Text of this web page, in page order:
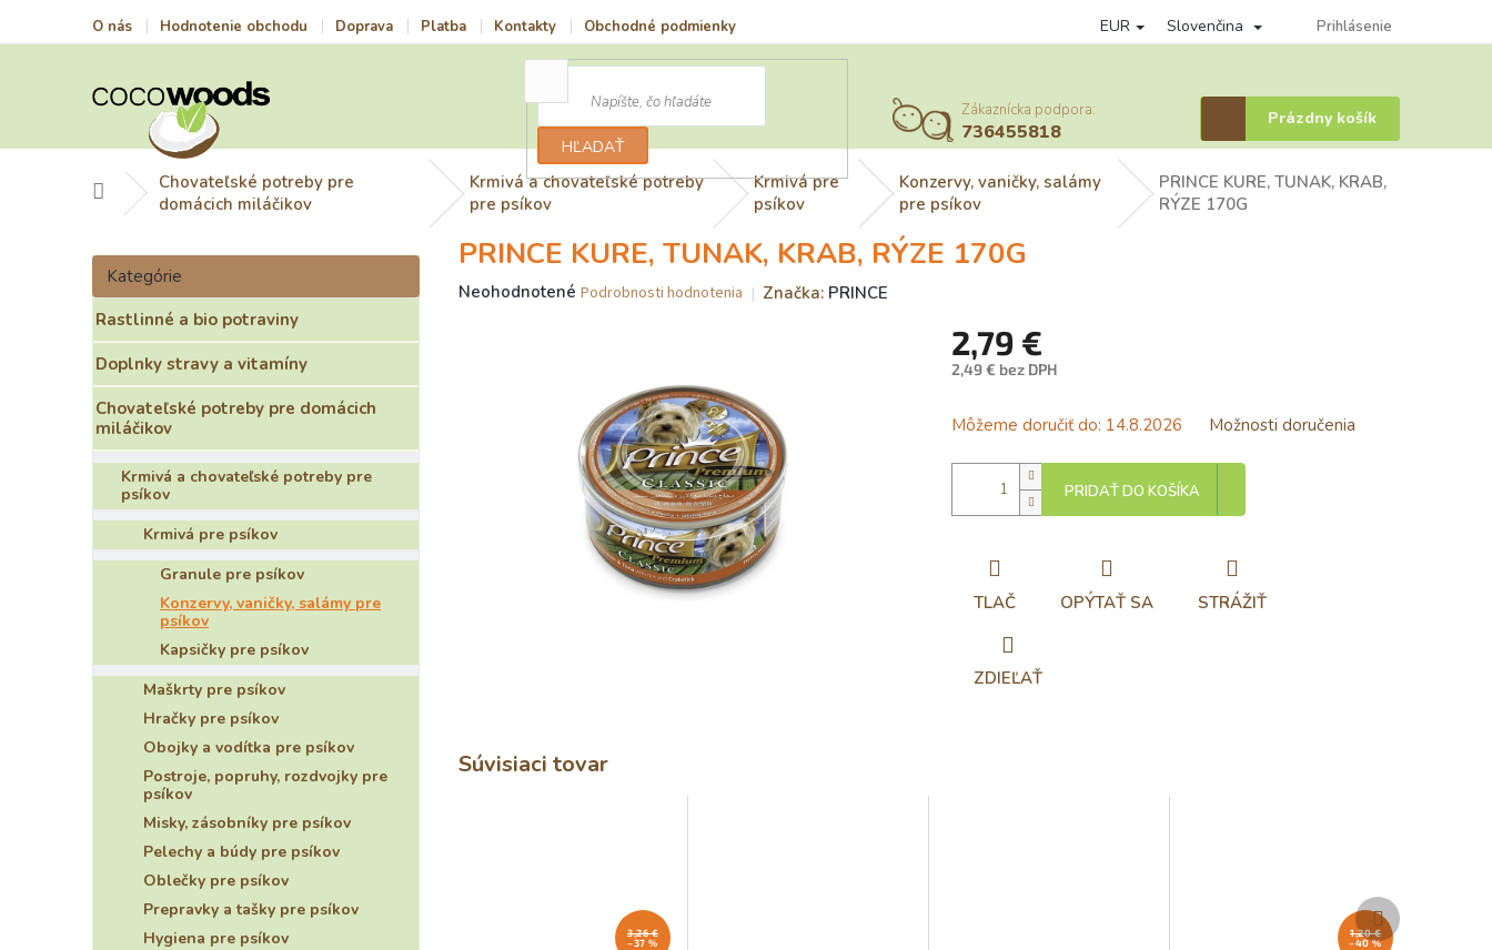
O nás Hodnotenie obchodu Doprava Platba Kontakty Obchodné podmienky Podmienky ochrany osobných údajov Vernostný program
EUR Slovenčina Prihlásenie
HĽADAŤ
Zákaznícka podpora:
736455818
Nákupný
košík
Prázdny košík
DomovChovateľské potreby pre
domácich miláčikov
Krmivá a chovateľské potreby
pre psíkov
Krmivá pre
psíkov
Konzervy, vaničky, salámy
pre psíkov
PRINCE KURE, TUNAK, KRAB,
RÝZE 170G
B
č
n
ý
p
a
n
e
l
Preskočiť
kategórie
Kategórie
Rastlinné a bio potraviny
Doplnky stravy a vitamíny
Chovateľské potreby pre domácich
miláčikov
Krmivá a chovateľské potreby pre
psíkov
Krmivá pre psíkov
Granule pre psíkov
Konzervy, vaničky, salámy pre
psíkov
Kapsičky pre psíkov
Maškrty pre psíkov
Hračky pre psíkov
Obojky a vodítka pre psíkov
Postroje, popruhy, rozdvojky pre
psíkov
Misky, zásobníky pre psíkov
Pelechy a búdy pre psíkov
Oblečky pre psíkov
Prepravky a tašky pre psíkov
Hygiena pre psíkov
PRINCE KURE, TUNAK, KRAB, RÝZE 170G
Priemerné
Neohodnotené Podrobnosti hodnotenia Značka: PRINCE
2,79 €
2,49 € bez DPH
cena:
Môžeme doručiť do: 14.8.2026 Možnosti doručenia
PRIDAŤ DO KOŠÍKA
TLAČ OPÝTAŤ SA STRÁŽIŤ
ZDIEĽAŤ
Súvisiaci tovar
3,26 €
–37 %
1,20 €
–40 %
Ďalší
produkt